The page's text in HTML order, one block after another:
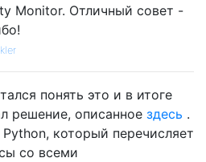
Monitor. Отличный совет -
понять это и в итоге
решение, описанное здесь .
который перечисляет
со всеми